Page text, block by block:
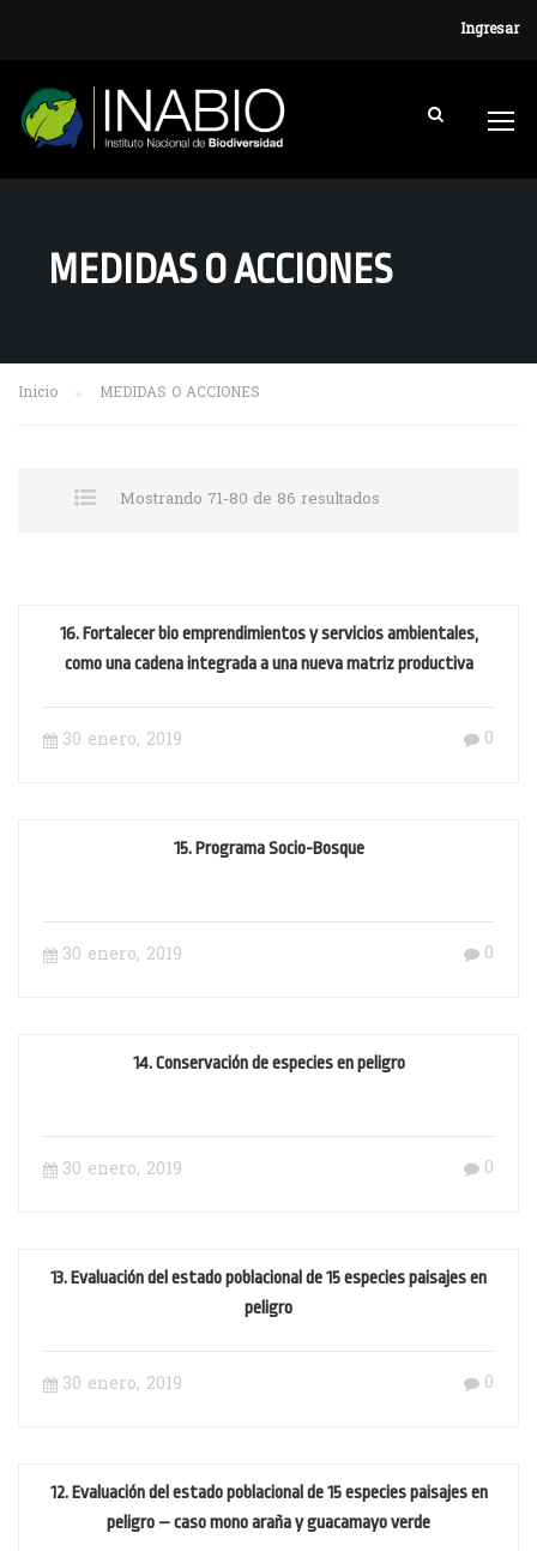
Ingresar
MEDIDAS O ACCIONES
Inicio MEDIDAS O ACCIONES
Mostrando 71-80 de 86 resultados
16. Fortalecer bio emprendimientos y servicios ambientales,
como una cadena integrada a una nueva matriz productiva
30 enero, 2019 0
15. Programa Socio-Bosque
30 enero, 2019 0
14. Conservación de especies en peligro
30 enero, 2019 0
13. Evaluación del estado poblacional de 15 especies paisajes en
peligro
30 enero, 2019 0
12. Evaluación del estado poblacional de 15 especies paisajes en
peligro – caso mono araña y guacamayo verde